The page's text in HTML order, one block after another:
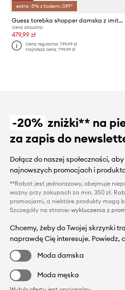
extra -5% z kodem: OFF*
Guess torebka shopper damska z imitacji skóry GIULLY
Cena aktualna:
479,99 zł
Cena regularna:799,99 zł
Najniższa cena:799,99 zł
-20% zniżki** na
za zapis do
Dołącz do naszej społeczności,
najnowszych promocjach i
**Rabat jest jednorazowy, obejmuje
ważny przy zakupach za min. 350 zł.
promocjami, a niektóre produkty mogą
Szczegóły na stronie: wykluczenia z
Chcemy, żeby do Twojej skrzynki
naprawdę Cię interesuje. Powiedz,
Moda damska
Moda męska